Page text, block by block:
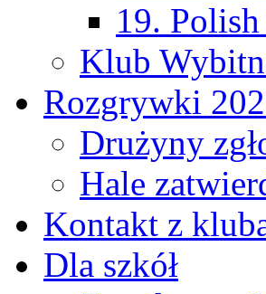
19.
Klub
Rozgrywki
Drużyny
Hale
Kontakt z
Dla szkół